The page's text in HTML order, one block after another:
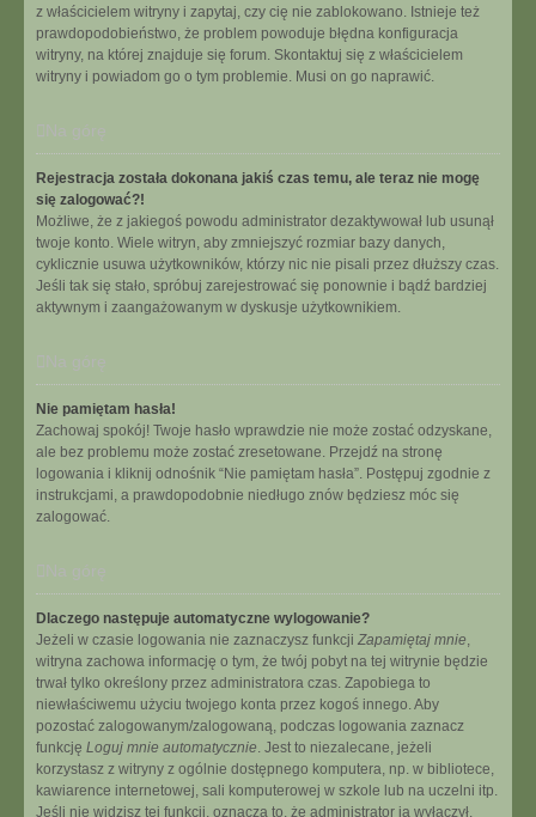
z właścicielem witryny i zapytaj, czy cię nie zablokowano. Istnieje też
prawdopodobieństwo, że problem powoduje błędna konfiguracja
witryny, na której znajduje się forum. Skontaktuj się z właścicielem
witryny i powiadom go o tym problemie. Musi on go naprawić.
Na górę
Rejestracja została dokonana jakiś czas temu, ale teraz nie mogę
się zalogować?!
Możliwe, że z jakiegoś powodu administrator dezaktywował lub usunął
twoje konto. Wiele witryn, aby zmniejszyć rozmiar bazy danych,
cyklicznie usuwa użytkowników, którzy nic nie pisali przez dłuższy czas.
Jeśli tak się stało, spróbuj zarejestrować się ponownie i bądź bardziej
aktywnym i zaangażowanym w dyskusje użytkownikiem.
Na górę
Nie pamiętam hasła!
Zachowaj spokój! Twoje hasło wprawdzie nie może zostać odzyskane,
ale bez problemu może zostać zresetowane. Przejdź na stronę
logowania i kliknij odnośnik “Nie pamiętam hasła”. Postępuj zgodnie z
instrukcjami, a prawdopodobnie niedługo znów będziesz móc się
zalogować.
Na górę
Dlaczego następuje automatyczne wylogowanie?
Jeżeli w czasie logowania nie zaznaczysz funkcji Zapamiętaj mnie,
witryna zachowa informację o tym, że twój pobyt na tej witrynie będzie
trwał tylko określony przez administratora czas. Zapobiega to
niewłaściwemu użyciu twojego konta przez kogoś innego. Aby
pozostać zalogowanym/zalogowaną, podczas logowania zaznacz
funkcję Loguj mnie automatycznie. Jest to niezalecane, jeżeli
korzystasz z witryny z ogólnie dostępnego komputera, np. w bibliotece,
kawiarence internetowej, sali komputerowej w szkole lub na uczelni itp.
Jeśli nie widzisz tej funkcji, oznacza to, że administrator ją wyłączył.